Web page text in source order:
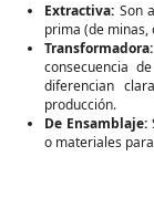
Extractiva: Son
prima (de minas,
Transformadora:
consecuencia
diferencian
producción.
De Ensamblaje:
o materiales